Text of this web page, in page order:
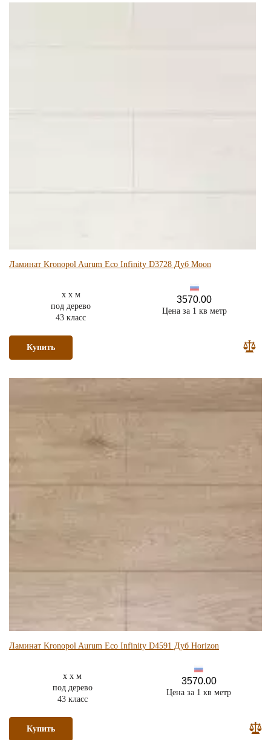
Ламинат Kronopol Aurum Eco Infinity D3728 Дуб Moon
x x м
под дерево
43 класс
3570.00
Цена за 1 кв метр
Купить
Ламинат Kronopol Aurum Eco Infinity D4591 Дуб Horizon
x x м
под дерево
43 класс
3570.00
Цена за 1 кв метр
Купить